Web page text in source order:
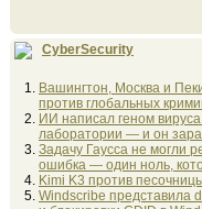
CyberSecurity
Вашингтон, Москва и
против глобальных
ИИ написал геном
лаборатории — и он
Задачу Гаусса не могли
ошибка — один ноль,
Kimi K3 против
Windscribe представила